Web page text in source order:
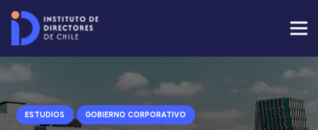
ESTUDIOS GOBIERNO CORPORATIVO